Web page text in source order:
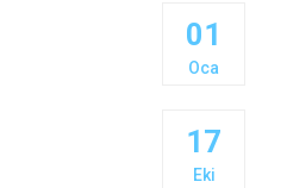
Divriği
Doğanşar
Gölova
01
Oca
17
Eki